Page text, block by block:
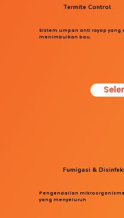
Sistem umpan anti rayap
menimbulkan bau.
Termite Control
Pengendalian
yang menyeluruh
Fumigasi &